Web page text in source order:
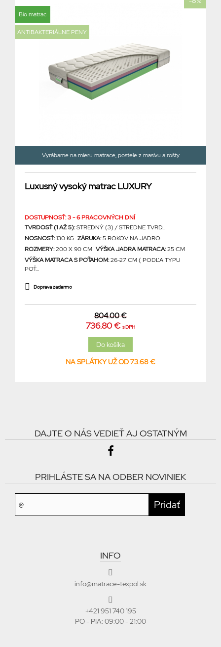
Bio matrac
ANTIBAKTERIÁLNE PENY
Vyrábame na mieru matrace, postele z masívu a rošty
Luxusný vysoký matrac LUXURY
DOSTUPNOSŤ: 3 - 6 PRACOVNÝCH DNÍ
TVRDOSŤ (1 AŽ 5):STREDNÝ (3) / STREDNE TVRD...
NOSNOSŤ:130 KG ZÁRUKA:5 ROKOV NA JADRO
ROZMERY:200 X 90 CM VÝŠKA JADRA MATRACA:25 CM
VÝŠKA MATRACA S POŤAHOM:26-27 CM ( PODĽA TYPU
POŤ...
Doprava zadarmo
804.00 €
736.80 € s DPH
NA SPLÁTKY UŽ OD 73.68 €
DAJTE O NÁS VEDIEŤ AJ OSTATNÝM
PRIHLÁSTE SA NA ODBER NOVINIEK
INFO
info@matrace-texpol.sk
+421 951 740 195
PO - PIA: 09:00 - 21:00